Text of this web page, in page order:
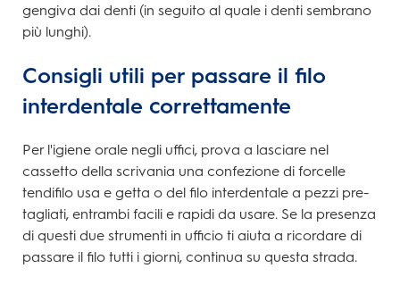
gengiva dai denti (in seguito al quale i denti sembrano
più lunghi).
Consigli utili per passare il filo
interdentale correttamente
Per l'igiene orale negli uffici, prova a lasciare nel
cassetto della scrivania una confezione di forcelle
tendifilo usa e getta o del filo interdentale a pezzi pre-
tagliati, entrambi facili e rapidi da usare. Se la presenza
di questi due strumenti in ufficio ti aiuta a ricordare di
passare il filo tutti i giorni, continua su questa strada.